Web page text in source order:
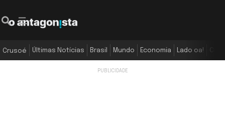
Crusoé Últimas Notícias Brasil Mundo Economia Lado oa!